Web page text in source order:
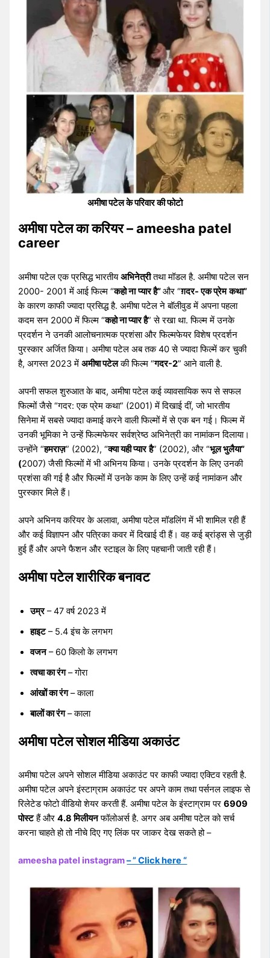
अमीषा पटेल के परिवार की फोटो
अमीषा पटेल का करियर – ameesha patel
career
अमीषा पटेल एक प्रसिद्ध भारतीयअभिनेत्रीतथा मॉडल है. अमीषा पटेल सन
2000- 2001 में आई फिल्म “कहो ना प्यार है”और “ग़दर- एक प्रेम कथा”
के कारण काफी ज्यादा प्रसिद्ध है. अमीषा पटेल ने बॉलीवुड में अपना पहला
कदम सन 2000 में फिल्म “कहो ना प्यार है” से रखा था. फिल्म में उनके
प्रदर्शन ने उनकी आलोचनात्मक प्रशंसा और फिल्मफेयर विशेष प्रदर्शन
पुरस्कार अर्जित किया। अमीषा पटेल अब तक 40 से ज्यादा फिल्में कर चुकी
है, अगस्त 2023 मेंअमीषा पटेलकी फिल्म “गदर-2” आने वाली है.
अपनी सफल शुरुआत के बाद, अमीषा पटेल कई व्यावसायिक रूप से सफल
फिल्मों जैसे “गदर: एक प्रेम कथा” (2001) में दिखाई दीं, जो भारतीय
सिनेमा में सबसे ज्यादा कमाई करने वाली फिल्मों में से एक बन गई। फिल्म में
उनकी भूमिका ने उन्हें फिल्मफेयर सर्वश्रेष्ठ अभिनेत्री का नामांकन दिलाया।
उन्होंने “हमराज़” (2002), “क्या यही प्यार है” (2002), और “भूल भुलैया”
(2007) जैसी फिल्मों में भी अभिनय किया। उनके प्रदर्शन के लिए उनकी
प्रशंसा की गई है और फिल्मों में उनके काम के लिए उन्हें कई नामांकन और
पुरस्कार मिले हैं।
अपने अभिनय करियर के अलावा, अमीषा पटेल मॉडलिंग में भी शामिल रही हैं
और कई विज्ञापन और पत्रिका कवर में दिखाई दी हैं। वह कई ब्रांड्स से जुड़ी
हुई हैं और अपने फैशन और स्टाइल के लिए पहचानी जाती रही हैं।
अमीषा पटेल शारीरिक बनावट
उम्र– 47 वर्ष 2023 में
हाइट– 5.4 इंच के लगभग
वजन– 60 किलो के लगभग
त्वचा का रंग– गोरा
आंखों का रंग– काला
बालों का रंग– काला
अमीषा पटेल सोशल मीडिया अकाउंट
अमीषा पटेल अपने सोशल मीडिया अकाउंट पर काफी ज्यादा एक्टिव रहती है.
अमीषा पटेल अपने इंस्टाग्राम अकाउंट पर अपने काम तथा पर्सनल लाइफ से
रिलेटेड फोटो वीडियो शेयर करती हैं. अमीषा पटेल के इंस्टाग्राम पर6909
पोस्टहैं और4.8 मिलीयनफॉलोअर्स है. अगर अब अमीषा पटेल को सर्च
करना चाहते हो तो नीचे दिए गए लिंक पर जाकर देख सकते हो –
ameesha patel instagram– ” Click here “